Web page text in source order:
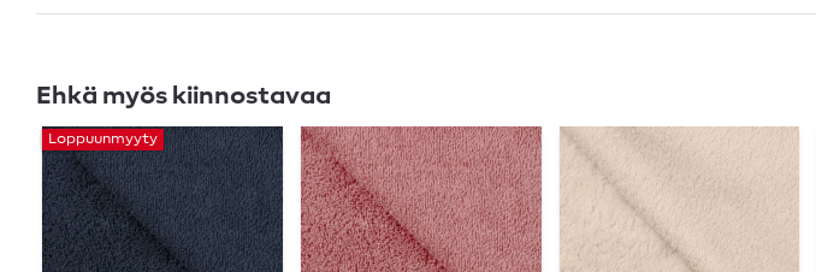
Ehkä myös kiinnostavaa
Loppuunmyyty